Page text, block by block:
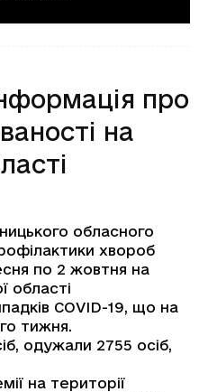
про
на
обласного
хвороб
по 2 жовтня на
області
COVID-19, що на
тижня.
одужали 2755 осіб,
на території